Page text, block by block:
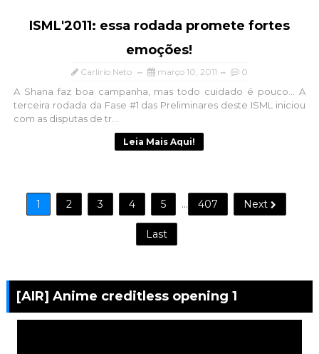
ISML'2011: essa rodada promete fortes
emoções!
Carlírio Neto março 10, 2011 0
A Shana faz boa campanha, mas todo cuidado é pouco... A
terceira rodada da Fase #1 das Preliminares deste ISML iniciou
com as disputas de tr...
Leia Mais Aqui!
1 2 3 4 5 ... 407 Next
Last
[AIR] Anime creditless opening 1